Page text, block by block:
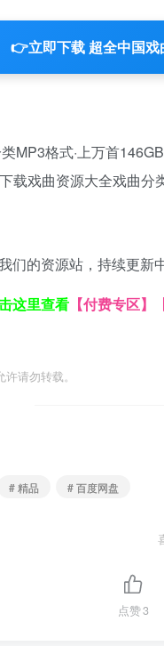
👉立即下载 超全中国戏
MP3格式·上万首146GB
载戏曲资源大全戏曲分
们的资源站，持续更新
这里查看 【付费专区】
请勿转载。
# 精品 # 百度网盘
点赞3